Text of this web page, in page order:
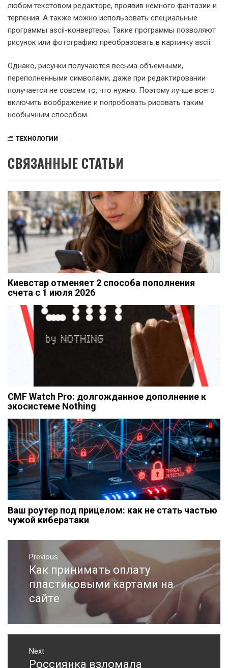
любом текстовом редакторе, проявив немного фантазии и
терпения. А также можно использовать специальные
программы ascii-конвертеры. Такие программы позволяют
рисунок или фотографию преобразовать в картинку ascii.
Однако, рисунки получаются весьма объемными,
переполненными символами, даже при редактировании
получается не совсем то, что нужно. Поэтому лучше всего
включить воображение и попробовать рисовать таким
необычным способом.
ТЕХНОЛОГИИ
СВЯЗАННЫЕ СТАТЬИ
Киевстар отменяет 2 способа пополнения
счета с 1 июля 2026
CMF Watch Pro: долгожданное дополнение к
экосистеме Nothing
Ваш роутер под прицелом: как не стать частью
чужой кибератаки
Навигация
записям
Previous
Previous
post:
Как принимать оплату
пластиковыми картами на
сайте
Next
Next
Россиянка взломала